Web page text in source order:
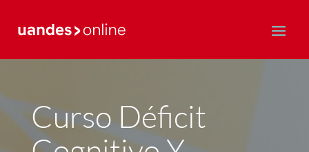
Postgrado y Educación Continua
Curso Déficit